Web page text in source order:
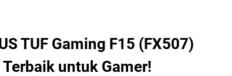
TUF Gaming F15 (FX507)
untuk Gamer!